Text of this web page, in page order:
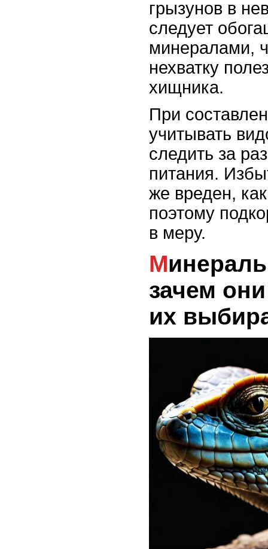
грызунов в
следует
минералами,
нехватку
хищника.
При
учитывать
следить за
питания.
же вреден,
поэтому
в меру.
Минеральные добавки:
зачем
их